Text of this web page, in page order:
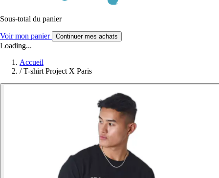
Sous-total du panier
Voir mon panier Continuer mes achats
Loading...
Accueil
/ T-shirt Project X Paris